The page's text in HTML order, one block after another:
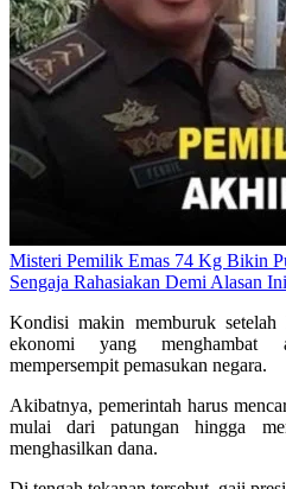
Misteri Pemilik Emas 74 Kg Bikin
Sengaja Rahasiakan Demi Alasan
Kondisi makin memburuk setelah
ekonomi yang menghambat
mempersempit pemasukan negara.
Akibatnya, pemerintah harus
mulai dari patungan hingga
menghasilkan dana.